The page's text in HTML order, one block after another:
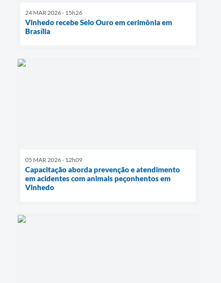
24 MAR 2026 - 15h26
Vinhedo recebe Selo Ouro em cerimônia em
Brasília
05 MAR 2026 - 12h09
Capacitação aborda prevenção e atendimento
em acidentes com animais peçonhentos em
Vinhedo